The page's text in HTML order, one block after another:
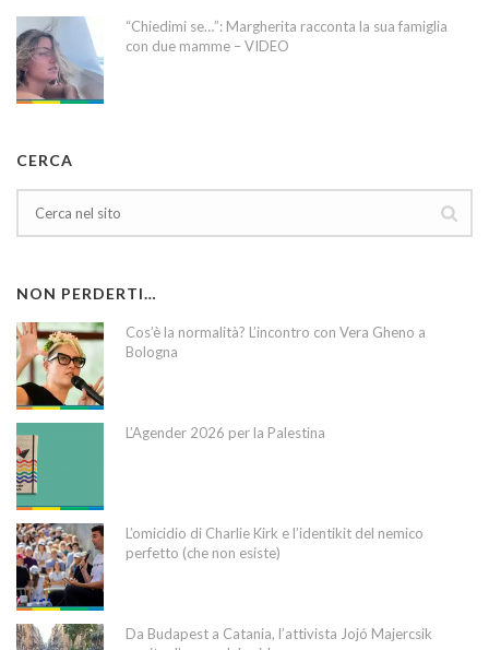
“Chiedimi se…”: Margherita racconta la sua famiglia
con due mamme – VIDEO
CERCA
NON PERDERTI…
Cos’è la normalità? L’incontro con Vera Gheno a
Bologna
L’Agender 2026 per la Palestina
L’omicidio di Charlie Kirk e l’identikit del nemico
perfetto (che non esiste)
Da Budapest a Catania, l’attivista Jojó Majercsik